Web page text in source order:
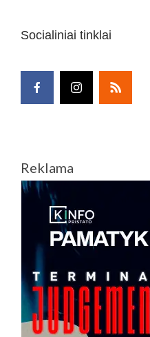
Socialiniai tinklai
Reklama